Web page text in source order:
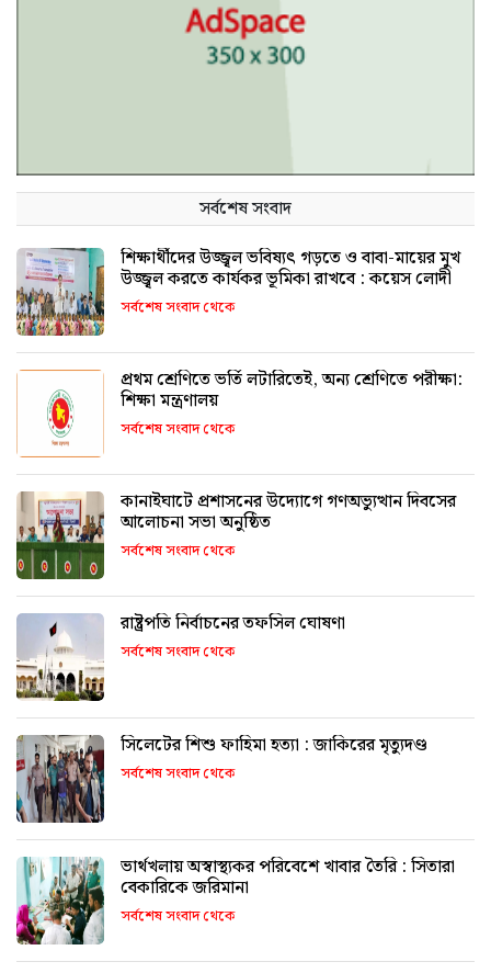
সর্বশেষ সংবাদ
শিক্ষার্থীদের উজ্জ্বল ভবিষ্যৎ গড়তে ও বাবা-মায়ের মুখ
উজ্জ্বল করতে কার্যকর ভূমিকা রাখবে : কয়েস লোদী
সর্বশেষ সংবাদ থেকে
প্রথম শ্রেণিতে ভর্তি লটারিতেই, অন্য শ্রেণিতে পরীক্ষা:
শিক্ষা মন্ত্রণালয়
সর্বশেষ সংবাদ থেকে
কানাইঘাটে প্রশাসনের উদ্যোগে গণঅভ্যুত্থান দিবসের
আলোচনা সভা অনুষ্ঠিত
সর্বশেষ সংবাদ থেকে
রাষ্ট্রপতি নির্বাচনের তফসিল ঘোষণা
সর্বশেষ সংবাদ থেকে
সিলেটের শিশু ফাহিমা হত্যা : জাকিরের মৃত্যুদণ্ড
সর্বশেষ সংবাদ থেকে
ভার্থখলায় অস্বাস্থ্যকর পরিবেশে খাবার তৈরি : সিতারা
বেকারিকে জরিমানা
সর্বশেষ সংবাদ থেকে